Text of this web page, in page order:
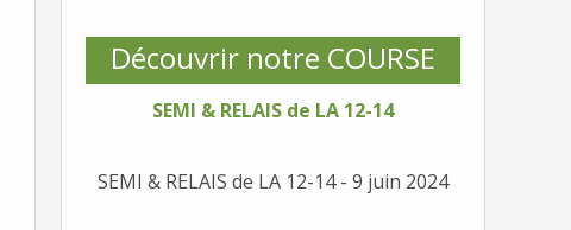
Découvrir notre COURSE
SEMI & RELAIS de LA 12-14
SEMI & RELAIS de LA 12-14 - 9 juin 2024